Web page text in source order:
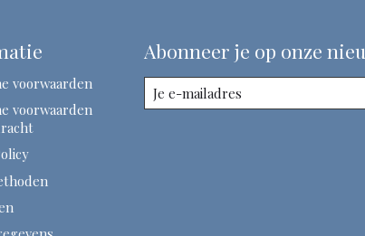
voorwaarden
voorwaarden
Abonneer je op onze